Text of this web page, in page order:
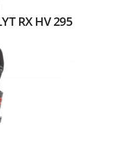
RX HV 295